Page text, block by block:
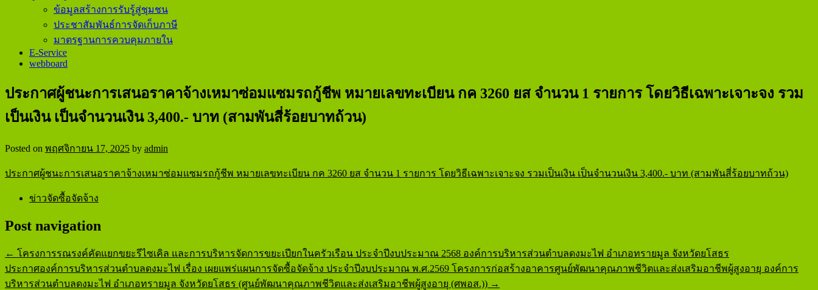
ข้อมูลสร้างการรับรู้สู่ชุมชน
ประชาสัมพันธ์การจัดเก็บภาษี
มาตรฐานการควบคุมภายใน
E-Service
webboard
องค์การบริหารส่วนตำบลดงมะไฟ
อบต.ดงมะไฟ อ.ทรายมูล จ.ยโสธร
ประกาศผู้ชนะการเสนอราคาจ้างเหมาซ่อมแซมรถกู้ชีพ หมายเลขทะเบียน กค 3260 ยส จำนวน 1 รายการ โดยวิธีเฉพาะเจาะจง รวม
เป็นเงิน เป็นจำนวนเงิน 3,400.- บาท (สามพันสี่ร้อยบาทถ้วน)
Posted on พฤศจิกายน 17, 2025 by admin
ประกาศผู้ชนะการเสนอราคาจ้างเหมาซ่อมแซมรถกู้ชีพ หมายเลขทะเบียน กค 3260 ยส จำนวน 1 รายการ โดยวิธีเฉพาะเจาะจง รวมเป็นเงิน เป็นจำนวนเงิน 3,400.- บาท (สามพันสี่ร้อยบาทถ้วน)
ข่าวจัดซื้อจัดจ้าง
Post navigation
← โครงการรณรงค์คัดแยกขยะรีไซเคิล และการบริหารจัดการขยะเปียกในครัวเรือน ประจำปีงบประมาณ 2568 องค์การบริหารส่วนตำบลดงมะไฟ อำเภอทรายมูล จังหวัดยโสธร
ประกาศองค์การบริหารส่วนตำบลดงมะไฟ เรื่อง เผยแพร่แผนการจัดซื้อจัดจ้าง ประจำปีงบประมาณ พ.ศ.2569 โครงการก่อสร้างอาคารศูนย์พัฒนาคุณภาพชีวิตและส่งเสริมอาชีพผู้สูงอายุ องค์การ
บริหารส่วนตำบลดงมะไฟ อำเภอทรายมูล จังหวัดยโสธร (ศูนย์พัฒนาคุณภาพชีวิตและส่งเสริมอาชีพผู้สูงอายุ (ศพอส.)) →